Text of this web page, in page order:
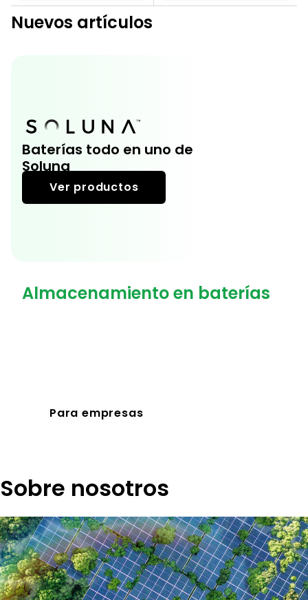
Nuevos artículos
Baterías todo en uno de
Soluna
Ver productos
Almacenamiento en baterías
Para empresas
Sobre nosotros